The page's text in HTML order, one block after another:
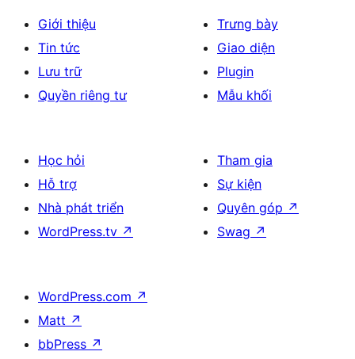
Giới thiệu
Tin tức
Lưu trữ
Quyền riêng tư
Trưng bày
Giao diện
Plugin
Mẫu khối
Học hỏi
Hỗ trợ
Nhà phát triển
WordPress.tv ↗
Tham gia
Sự kiện
Quyên góp ↗
Swag ↗
WordPress.com ↗
Matt ↗
bbPress ↗